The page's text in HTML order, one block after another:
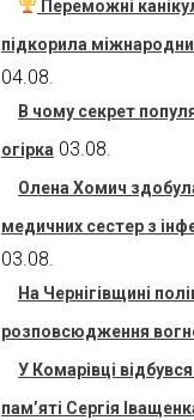
Переможні
підкорила
04.08.
В чому секрет
огірка 03.08.
Олена Хомич здобула
медичних сестер з
03.08.
На Чернігівщині
розповсюдження
У Комарівці
пам’яті Сергія